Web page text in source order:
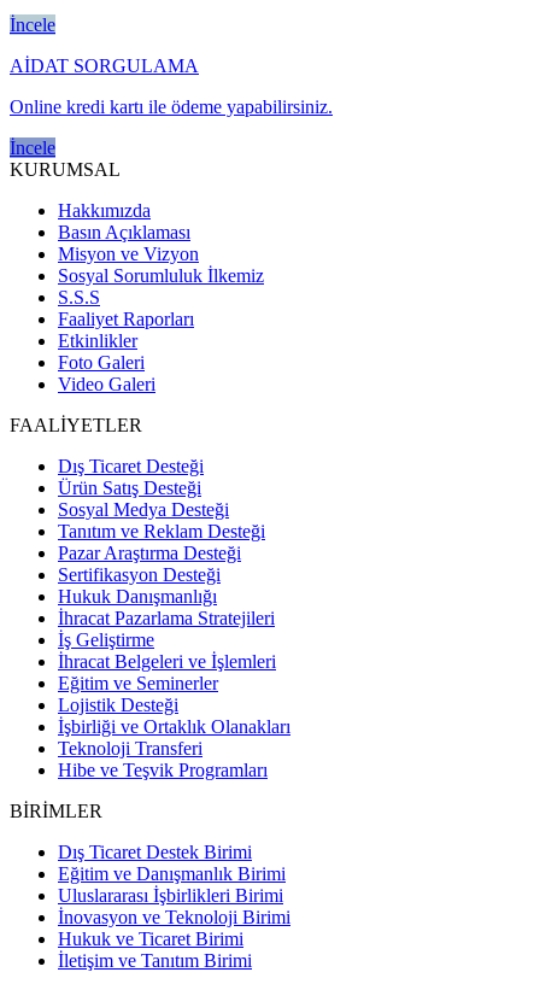
İncele
AİDAT SORGULAMA
Online kredi kartı ile ödeme yapabilirsiniz.
İncele
KURUMSAL
Hakkımızda
Basın Açıklaması
Misyon ve Vizyon
Sosyal Sorumluluk İlkemiz
S.S.S
Faaliyet Raporları
Etkinlikler
Foto Galeri
Video Galeri
FAALİYETLER
Dış Ticaret Desteği
Ürün Satış Desteği
Sosyal Medya Desteği
Tanıtım ve Reklam Desteği
Pazar Araştırma Desteği
Sertifikasyon Desteği
Hukuk Danışmanlığı
İhracat Pazarlama Stratejileri
İş Geliştirme
İhracat Belgeleri ve İşlemleri
Eğitim ve Seminerler
Lojistik Desteği
İşbirliği ve Ortaklık Olanakları
Teknoloji Transferi
Hibe ve Teşvik Programları
BİRİMLER
Dış Ticaret Destek Birimi
Eğitim ve Danışmanlık Birimi
Uluslararası İşbirlikleri Birimi
İnovasyon ve Teknoloji Birimi
Hukuk ve Ticaret Birimi
İletişim ve Tanıtım Birimi